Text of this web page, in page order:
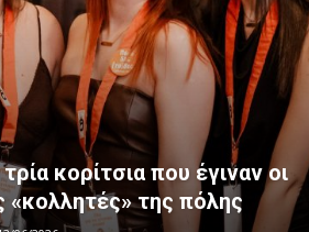
κορίτσια που έγιναν οι
«κολλητές» της πόλης